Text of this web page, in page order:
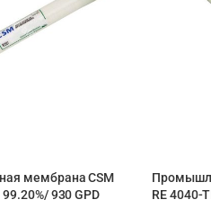
мембрана CSM
930 GPD
RE 4040-